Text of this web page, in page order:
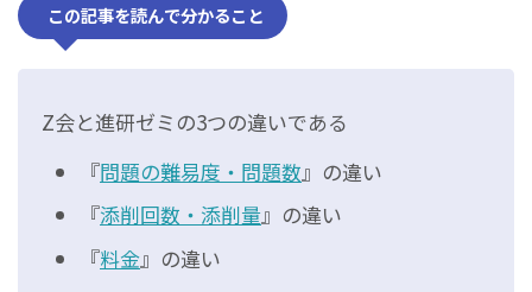
この記事を読んで分かること
Z会と進研ゼミの3つの違いである
『問題の難易度・問題数』の違い
『添削回数・添削量』の違い
『料金』の違い